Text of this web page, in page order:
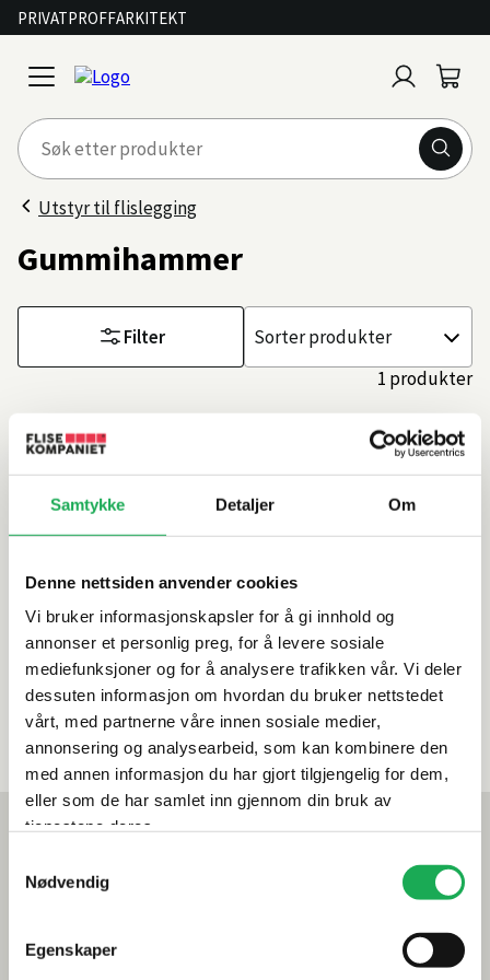
Samtykke Detaljer Om
Denne nettsiden anvender cookies
Vi bruker informasjonskapsler for å gi innhold og
annonser et personlig preg, for å levere sosiale
mediefunksjoner og for å analysere trafikken vår. Vi deler
dessuten informasjon om hvordan du bruker nettstedet
vårt, med partnerne våre innen sosiale medier,
annonsering og analysearbeid, som kan kombinere den
med annen informasjon du har gjort tilgjengelig for dem,
eller som de har samlet inn gjennom din bruk av
tjenestene deres.
Nødvendig
Egenskaper
PRIVATPROFFARKITEKT
open
menu
inn
Utstyr til flislegging
Gummihammer
Filter
Sorter
etter
1 produkter
Gummihammer 55
Karakter: 5.0 av 5 mulige
NORDIC TOOLS
179,–
På nettlager: 6
På lager i 14 butikker
Mest lest akkurat nå
Tips og råd